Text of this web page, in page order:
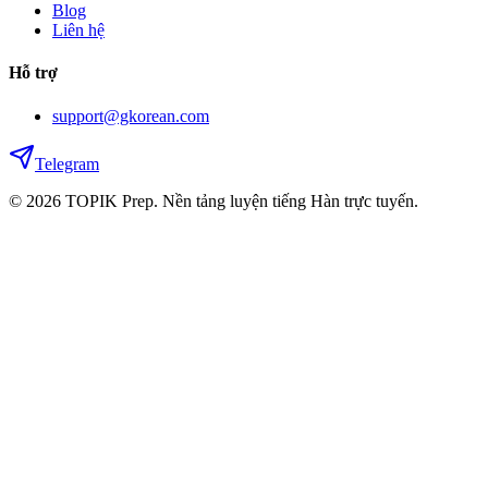
Blog
Liên hệ
Hỗ trợ
support@gkorean.com
Telegram
© 2026 TOPIK Prep. Nền tảng luyện tiếng Hàn trực tuyến.